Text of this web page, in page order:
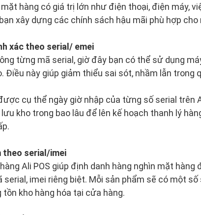
hàng có giá trị lớn như điện thoại, điện máy,
xây dựng các chính sách hậu mãi phù hợp
xác theo serial/ emei
từng mã serial, giờ đây bạn có thể sử dụng
Điều này giúp giảm thiểu sai sót, nhầm lẫn trong
cụ thể ngày giờ nhập của từng số serial trên
kho trong bao lâu để lên kế hoạch thanh lý
theo serial/imei
Ali POS giúp định danh hàng nghìn mặt
imei riêng biệt. Mỗi sản phẩm sẽ có một
kho hàng hóa tại cửa hàng.